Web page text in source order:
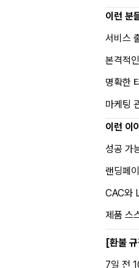
이런 분
서비스
본격적
명확한
마케팅
이런 이
성공 가
랜딩페
CAC와
제품 스
[환불
7일 전